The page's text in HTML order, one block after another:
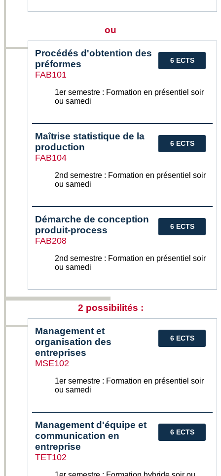
ou
6 ECTS
Procédés d'obtention des
préformes
FAB101
1er semestre : Formation en présentiel soir
ou samedi
6 ECTS
Maîtrise statistique de la
production
FAB104
2nd semestre : Formation en présentiel soir
ou samedi
6 ECTS
Démarche de conception
produit-process
FAB208
2nd semestre : Formation en présentiel soir
ou samedi
2 possibilités :
6 ECTS
Management et
organisation des
entreprises
MSE102
1er semestre : Formation en présentiel soir
ou samedi
6 ECTS
Management d'équipe et
communication en
entreprise
TET102